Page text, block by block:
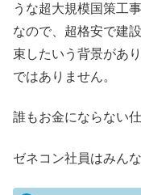
うな超大規模国策工
なので、超格安で建
束したいう背景があ
ではありません。
誰もお金にならない
ゼネコン社員はみん